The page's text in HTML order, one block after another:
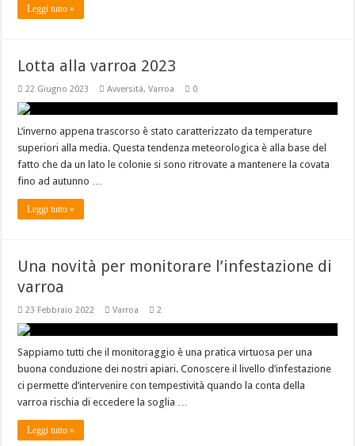
Leggi tutto »
Lotta alla varroa 2023
22 Giugno 2023 Avversità,Varroa 0
L’inverno appena trascorso è stato caratterizzato da temperature
superiori alla media. Questa tendenza meteorologica è alla base del
fatto che da un lato le colonie si sono ritrovate a mantenere la covata
fino ad autunno …
Leggi tutto »
Una novità per monitorare l’infestazione di
varroa
23 Febbraio 2022 Varroa 2
Sappiamo tutti che il monitoraggio è una pratica virtuosa per una
buona conduzione dei nostri apiari. Conoscere il livello d’infestazione
ci permette d’intervenire con tempestività quando la conta della
varroa rischia di eccedere la soglia …
Leggi tutto »